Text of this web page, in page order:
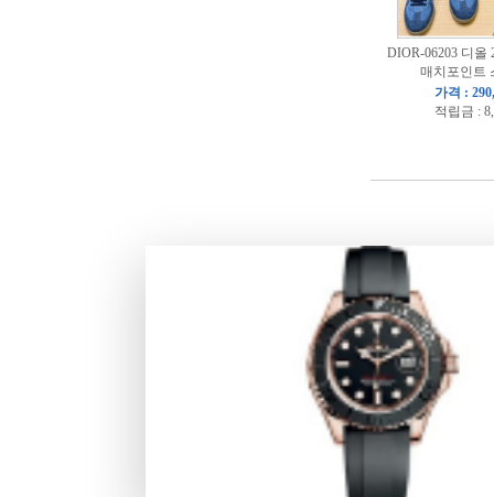
DIOR-06203 디올
매치포인트
가격 :
적립금 :